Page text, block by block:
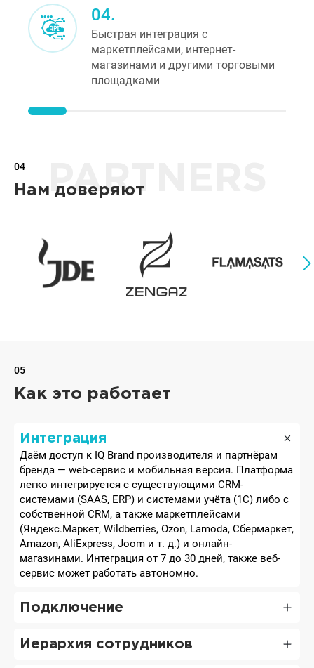
04.
Быстрая интеграция с
маркетплейсами, интернет-
магазинами и другими торговыми
площадками
PARTNERS
04
Нам доверяют
05
Как это работает
Интеграция
Даём доступ к IQ Brand производителя и партнёрам
бренда — web-сервис и мобильная версия. Платформа
легко интегрируется с существующими CRM-
системами (SAAS, ERP) и системами учёта (1C) либо с
собственной CRM, а также маркетплейсами
(Яндекс.Маркет, Wildberries, Ozon, Lamoda, Сбермаркет,
Amazon, AliExpress, Joom и т. д.) и онлайн-
магазинами. Интеграция от 7 до 30 дней, также веб-
сервис может работать автономно.
Подключение
Иерархия сотрудников